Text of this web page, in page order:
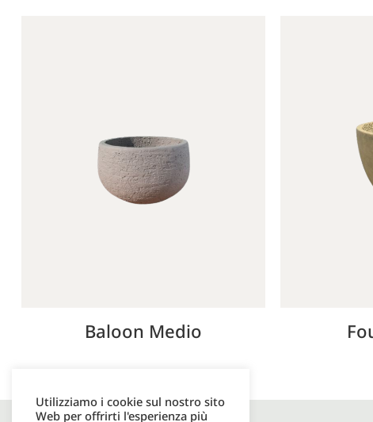
Baloon Medio
Utilizziamo i cookie sul nostro sito
Web per offrirti l'esperienza più